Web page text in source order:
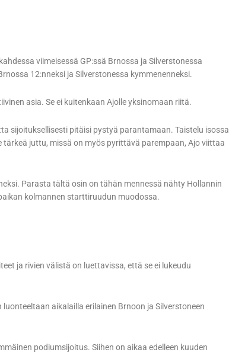
viimeisessä GP:ssä Brnossa ja Silverstonessa
12:nneksi ja Silverstonessa kymmenenneksi.
asia. Se ei kuitenkaan Ajolle yksinomaan riitä.
sijoituksellisesti pitäisi pystyä parantamaan. Taistelu isossa
juttu, missä on myös pyrittävä parempaan, Ajo viittaa
Parasta tältä osin on tähän mennessä nähty Hollannin
kolmannen starttiruudun muodossa.
ja rivien välistä on luettavissa, että se ei lukeudu
aikalailla erilainen Brnoon ja Silverstoneen
podiumsijoitus. Siihen on aikaa edelleen kuuden